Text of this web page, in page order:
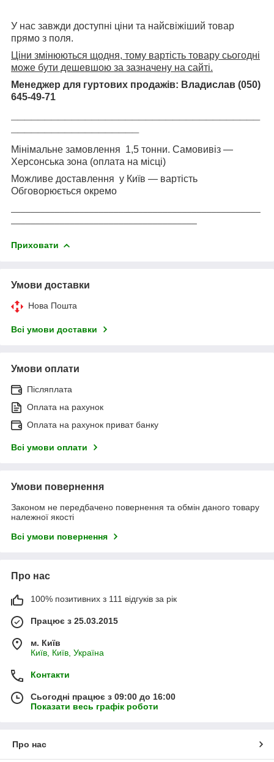
У нас завжди доступні ціни та найсвіжіший товар
прямо з поля.
Ціни змінюються щодня, тому вартість товару сьогодні
може бути дешевшою за зазначену на сайті.
Менеджер для гуртових продажів: Владислав (050)
645-49-71
Мінімальне замовлення 1,5 тонни. Самовивіз —
Херсонська зона (оплата на місці)
Можливе доставлення у Київ — вартість
Обговорюється окремо
Приховати
Умови доставки
Нова Пошта
Всі умови доставки
Умови оплати
Післяплата
Оплата на рахунок
Оплата на рахунок приват банку
Всі умови оплати
Умови повернення
Законом не передбачено повернення та обмін даного товару
належної якості
Всі умови повернення
Про нас
100% позитивних з 111 відгуків за рік
Працює з 25.03.2015
м. Київ
Київ, Київ, Україна
Контакти
Сьогодні працює з 09:00 до 16:00
Показати весь графік роботи
Про нас